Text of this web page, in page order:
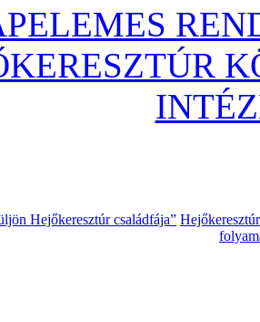
Hejőkeresztúr családfája”